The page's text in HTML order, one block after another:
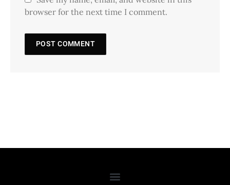
browser for the next time I comment.